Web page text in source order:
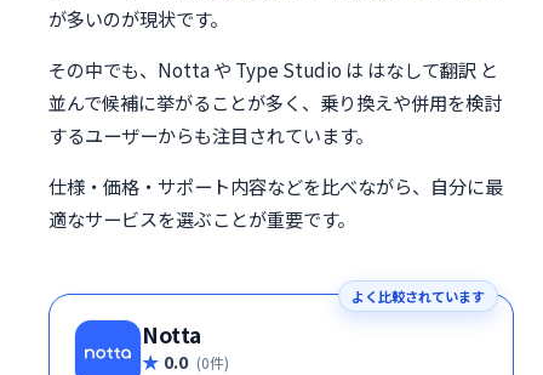
が多いのが現状です。
その中でも、Notta や Type Studio は はなして翻訳 と
並んで候補に挙がることが多く、乗り換えや併用を検討
するユーザーからも注目されています。
仕様・価格・サポート内容などを比べながら、自分に最
適なサービスを選ぶことが重要です。
よく比較されています
Notta
0.0 (0件)